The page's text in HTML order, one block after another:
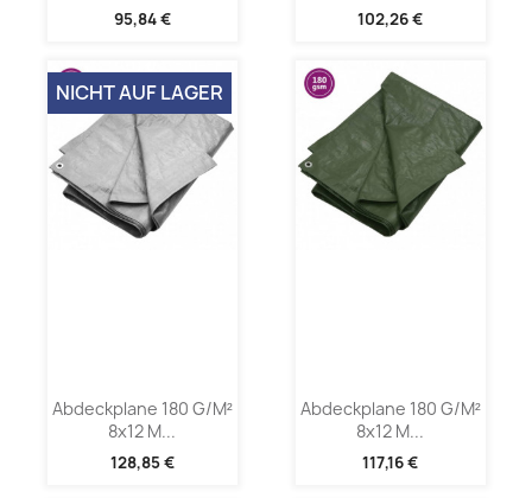
95,84 € 102,26 €
Abdeckplane 180 G/m²
8x12 M...
128,85 €
NICHT AUF LAGER
Abdeckplane 180 G/m²
8x12 M...
117,16 €